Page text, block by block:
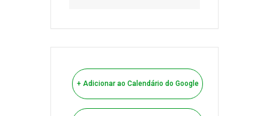
+ Adicionar ao Calendário do Google